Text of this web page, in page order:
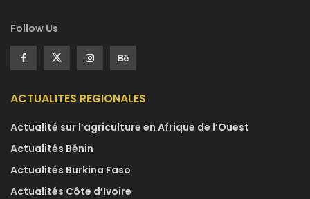
Follow Us
ACTUALITES REGIONALES
Actualité sur l’agriculture en Afrique de l’Ouest
Actualités Bénin
Actualités Burkina Faso
Actualités Côte d’Ivoire